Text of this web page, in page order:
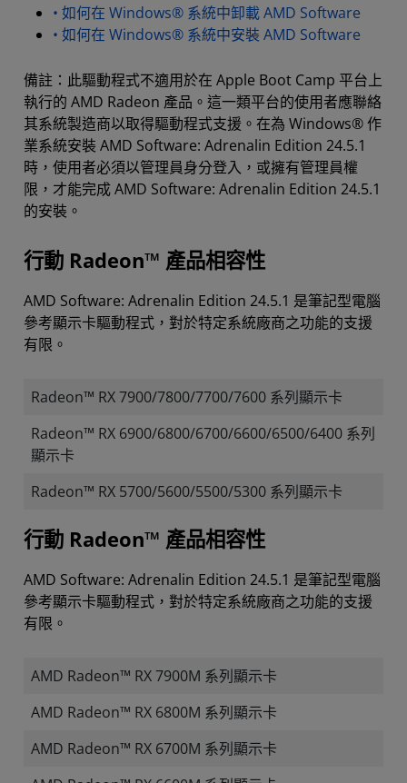
• 如何在 Windows® 系統中卸載 AMD Software
• 如何在 Windows® 系統中安裝 AMD Software
備註：此驅動程式不適用於在 Apple Boot Camp 平台上
執行的 AMD Radeon 產品。這一類平台的使用者應聯絡
其系統製造商以取得驅動程式支援。在為 Windows® 作
業系統安裝 AMD Software: Adrenalin Edition 24.5.1
時，使用者必須以管理員身分登入，或擁有管理員權
限，才能完成 AMD Software: Adrenalin Edition 24.5.1
的安裝。
行動 Radeon™ 產品相容性
AMD Software: Adrenalin Edition 24.5.1 是筆記型電腦
參考顯示卡驅動程式，對於特定系統廠商之功能的支援
有限。
Radeon™ RX 7900/7800/7700/7600 系列顯示卡
Radeon™ RX 6900/6800/6700/6600/6500/6400 系列
顯示卡
Radeon™ RX 5700/5600/5500/5300 系列顯示卡
行動 Radeon™ 產品相容性
AMD Software: Adrenalin Edition 24.5.1 是筆記型電腦
參考顯示卡驅動程式，對於特定系統廠商之功能的支援
有限。
AMD Radeon™ RX 7900M 系列顯示卡
AMD Radeon™ RX 6800M 系列顯示卡
AMD Radeon™ RX 6700M 系列顯示卡